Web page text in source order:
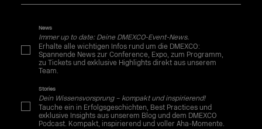
News
Immer up to date: Deine DMEXCO-Event-News.
Erhalte alle wichtigen Infos rund um die DMEXCO:
Spannende News zur Conference, Expo, zum Programm,
zu Tickets und exklusive Highlights direkt aus unserem
Team.
Stories
Dein Wissensvorsprung – kompakt und inspirierend!
Tauche ein in Erfolgsgeschichten, Best Practices und
exklusive Insights aus unserem Blog und dem DMEXCO
Podcast. Kompakt, inspirierend und voller Aha-Momente.